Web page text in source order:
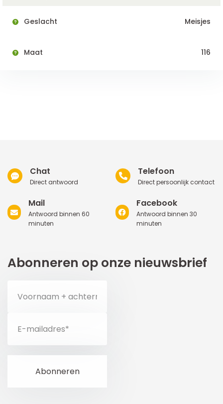
Geslacht Meisjes
Maat 116
Chat
Direct antwoord
Telefoon
Direct persoonlijk contact
Mail
Antwoord binnen 60
minuten
Facebook
Antwoord binnen 30
minuten
Abonneren op onze nieuwsbrief